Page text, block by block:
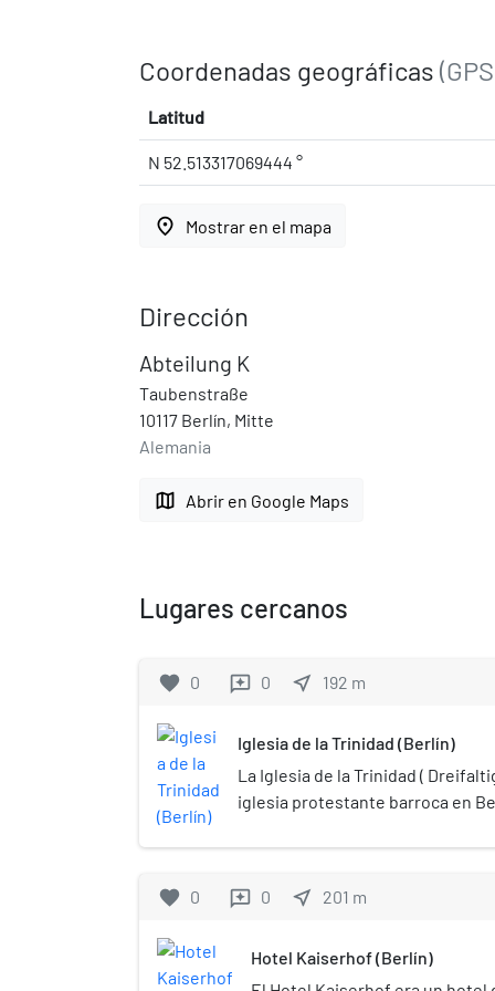
Coordenadas geográficas
Latitud
N 52.513317069444 °
place Mostrar en el mapa
Dirección
Abteilung K
Taubenstraße
10117 Berlín, Mitte
Alemania
map Abrir en Google Maps
Lugares cercanos
favorite 0 reviews 0 near_me 192 m
Iglesia de la Trinidad (Berlín)
La Iglesia de la Trinidad (
iglesia protestante barroca en
agosto de 1739 y destruida en
barrio de Friedrichstadt (ahora
Kanonierstraße (ahora conocida
favorite 0 reviews 0 near_me 201 m
Hotel Kaiserhof (Berlín)